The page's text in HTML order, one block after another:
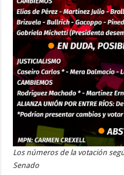
Los números de la votación
Senado